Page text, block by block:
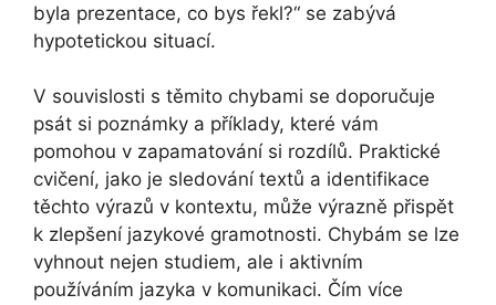
byla prezentace, co bys řekl?“ se zabývá
hypotetickou situací.
V souvislosti s těmito chybami se doporučuje
psát si poznámky a příklady, které vám
pomohou v zapamatování si rozdílů. Praktické
cvičení, jako je sledování textů a identifikace
těchto výrazů v kontextu, může výrazně přispět
k zlepšení jazykové gramotnosti. Chybám se lze
vyhnout nejen studiem, ale i aktivním
používáním jazyka v komunikaci. Čím více